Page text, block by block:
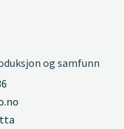
og samfunn